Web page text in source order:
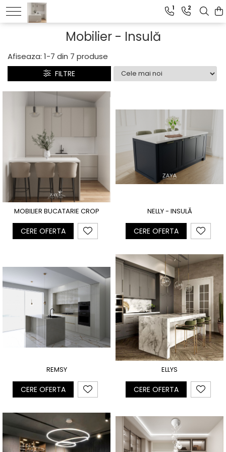
1 2
Mobilier - Insulă
Afiseaza: 1-7 din 7 produse
FILTRE
MOBILIER BUCATARIE CROP
CERE OFERTA
NELLY - INSULĂ
CERE OFERTA
REMSY
CERE OFERTA
ELLYS
CERE OFERTA